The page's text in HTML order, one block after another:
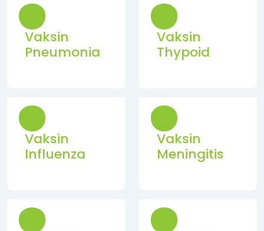
Vaksin
Pneumonia
Vaksin
Thypoid
Vaksin
Influenza
Vaksin
Meningitis